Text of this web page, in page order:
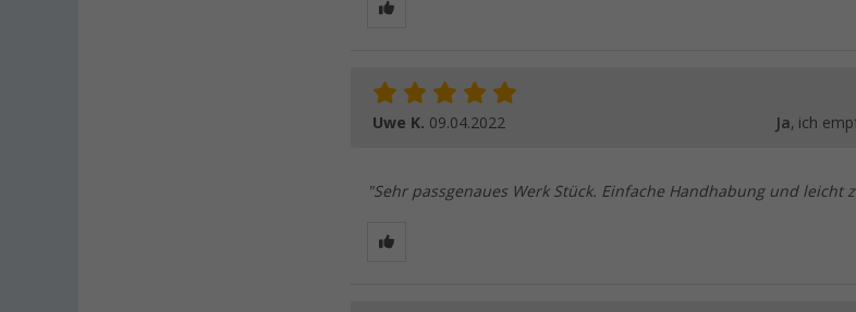
Uwe K. 09.04.2022 Ja, ich
"Sehr passgenaues Werk Stück. Einfache Handhabung und leicht